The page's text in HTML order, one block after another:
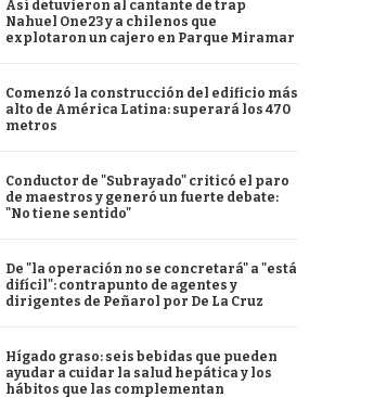
Así detuvieron al cantante de trap
Nahuel One23 y a chilenos que
explotaron un cajero en Parque Miramar
Comenzó la construcción del edificio más
alto de América Latina: superará los 470
metros
Conductor de "Subrayado" criticó el paro
de maestros y generó un fuerte debate:
"No tiene sentido"
De "la operación no se concretará" a "está
difícil": contrapunto de agentes y
dirigentes de Peñarol por De La Cruz
Hígado graso: seis bebidas que pueden
ayudar a cuidar la salud hepática y los
hábitos que las complementan